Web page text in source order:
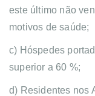
este último não
motivos de saúde;
c) Hóspedes
superior a 60 %;
d) Residentes nos